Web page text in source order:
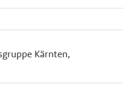
Kärnten,